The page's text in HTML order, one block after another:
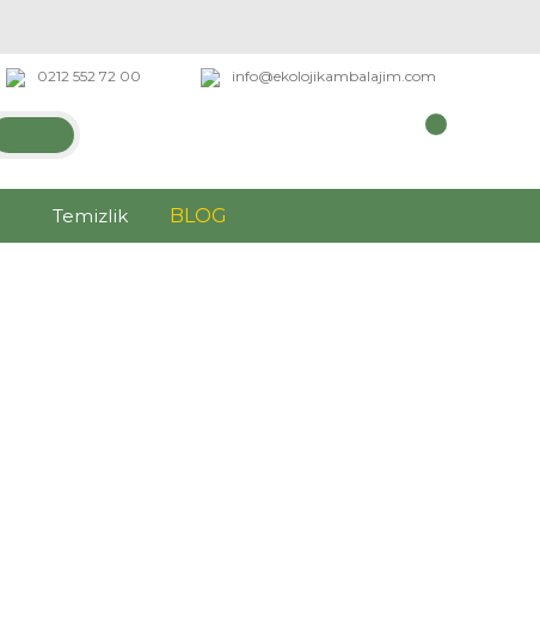
0212 552 72 00 info@ekolojikambalajim.com
Temizlik BLOG